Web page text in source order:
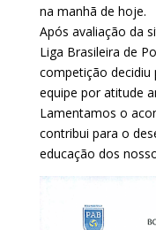
na manhã de hoje.
Após avaliação da
Liga Brasileira de
competição decidiu
equipe por atitude
Lamentamos o
contribui para o
educação dos